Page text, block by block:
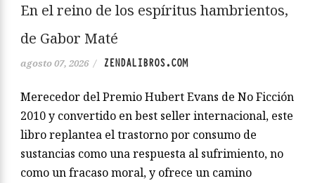
En el reino de los espíritus hambrientos,
de Gabor Maté
agosto 07, 2026 / ZENDALIBROS.COM
Merecedor del Premio Hubert Evans de No Ficción
2010 y convertido en best seller internacional, este
libro replantea el trastorno por consumo de
sustancias como una respuesta al sufrimiento, no
como un fracaso moral, y ofrece un camino